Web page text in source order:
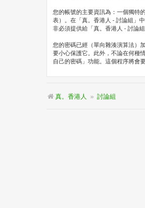
您的帳號的主要資訊為：一個獨特
表）。在「真。香港人 - 討論組」
非必須提供給「真。香港人 - 討論
您的密碼已經（單向雜湊演算法）
要小心保護它。此外，不論在何種
自己的密碼」功能。這個程序將會
真。香港人 討論組